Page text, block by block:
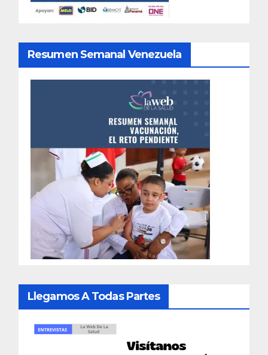
Resumen Semanal Venezuela
Llegamos A Todas Partes